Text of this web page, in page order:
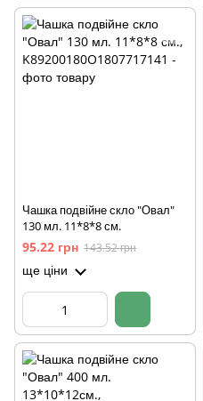
Чашка подвійне скло "Овал"
130 мл. 11*8*8 см.
95.22 грн 143.52 грн
ще ціни